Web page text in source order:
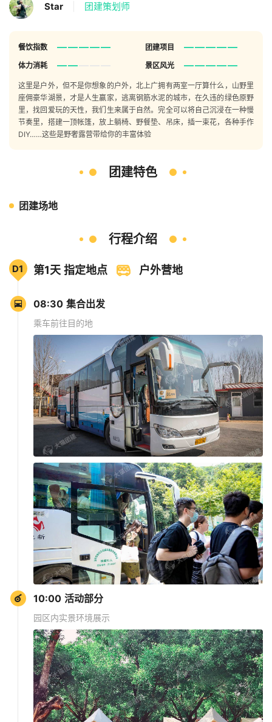
Star 团建策划师
餐饮指数
团建项目
体力消耗
景区风光
这里是户外，但不是你想象的户外，北上广拥有两室一厅算什么，山野里
座佣豪华湖景，才是人生赢家，逃离钢筋水泥的城市，在久违的绿色原野
里，找回爱玩的天性，我们生来属于自然。完全可以将自己沉浸在一种慢
节奏里，搭建一顶帐篷，放上躺椅、野餐垫、吊床，插一束花，各种手作
DIY……这些是野奢露营带给你的丰富体验
团建特色
团建场地
行程介绍
D1 第1天 指定地点 户外营地
08:30 集合出发
乘车前往目的地
10:00 活动部分
园区内实景环境展示